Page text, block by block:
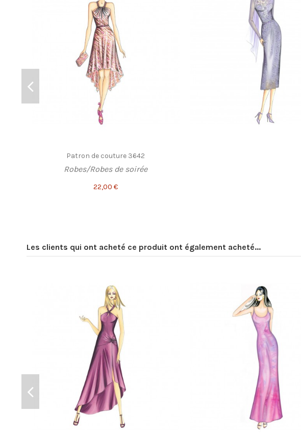
Patron de couture 3642
Robes/Robes de soirée
22,00 €
Les clients qui ont acheté ce produit ont également acheté...